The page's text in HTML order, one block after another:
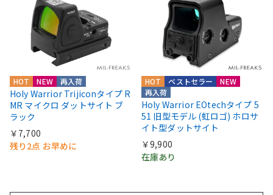
HOT NEW 再入荷
Holy Warrior Trijiconタイプ R
MR マイクロ ダットサイト ブ
ラック
￥7,700
残り2点 お早めに
HOT
NEW
再入荷
ベストセラー
Holy Warrior EOtechタイプ 5
51 旧型モデル (虹ロゴ) ホロサ
イト型ダットサイト
￥9,900
在庫あり